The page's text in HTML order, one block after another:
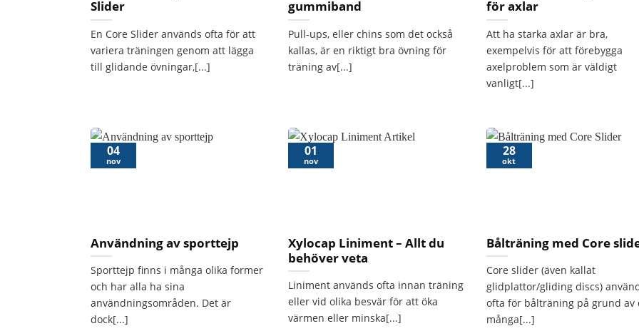
Slider
En Core Slider används ofta för att
variera träningen genom att lägga
till glidande övningar,[...]
gummiband
Pull-ups, eller chins som det också
kallas, är en riktigt bra övning för
träning av[...]
för axlar
Att ha starka axlar är bra,
exempelvis för att förebygga
axelproblem som är väldigt
vanligt[...]
Användning av sporttejp
Sporttejp finns i många olika former
och har alla ha sina
användningsområden. Det är
dock[...]
04
nov
Xylocap Liniment – Allt du
behöver veta
Liniment används ofta innan träning
eller vid olika besvär för att öka
värmen eller minska[...]
01
nov
Bålträning med Core
Core slider (även kallat
glidplattor/gliding discs)
ofta för bålträning på grund av
många[...]
28
okt